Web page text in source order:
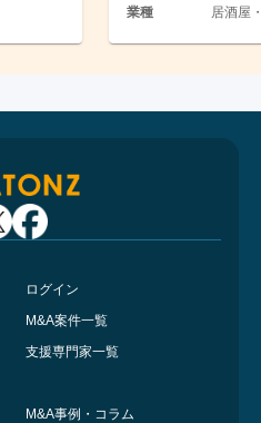
業種
居酒屋
ログイン
M&A案件一覧
支援専門家一覧
M&A事例・コラム